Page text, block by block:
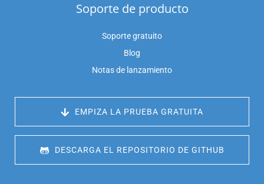
Soporte de producto
Soporte gratuito
Blog
Notas de lanzamiento
EMPIZA LA PRUEBA GRATUITA
DESCARGA EL REPOSITORIO DE GITHUB